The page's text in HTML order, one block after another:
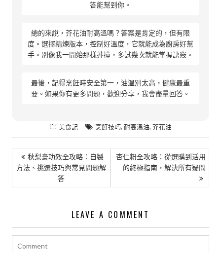
答能幫到你。
總的來說，芥花油耐高溫嗎？答案是肯定的，但有限
度。選擇精煉版本，控制好溫度，它就能成為廚房好幫
手。別像我一開始那樣莽撞，多試幾次就能掌握訣竅。
最後，記得烹飪時安全第一，油溫別太高，健康最重
要。如果你有更多問題，歡迎分享，我會盡量回答。
美食記 烹飪技巧, 耐高溫油, 芥花油
文
章
導
秋梨膏功效全攻略：自製
方法、挑選技巧與常見問題解
答
杏仁粉全攻略：從選購到活用
的終極指南，解決所有疑問
LEAVE A COMMENT